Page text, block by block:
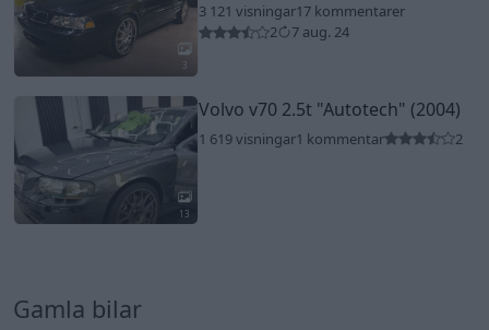
3
3 121 visningar17 kommentarer
2
7 aug. 24
13
Volvo v70 2.5t "Autotech" (2004)
1 619 visningar1 kommentar 2
Gamla bilar